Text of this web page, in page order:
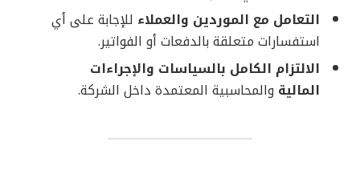
التعامل مع الموردين والعملاء للإجابة على أي
استفسارات متعلقة بالدفعات أو الفواتير.
الالتزام الكامل بالسياسات والإجراءات
المالية والمحاسبية المعتمدة داخل الشركة.